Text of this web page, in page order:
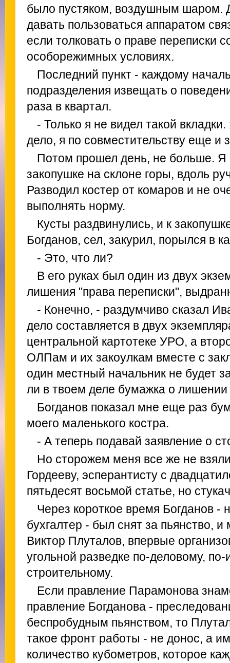
было пустяком, воздушным шаром.
давать пользоваться аппаратом
если толковать о праве переписки
особорежимных условиях.
Последний пункт - каждому
подразделения извещать о
раза в квартал.
- Только я не видел такой
дело, я по совместительству еще и
Потом прошел день, не больше. Я
закопушке на склоне горы, вдоль
Разводил костер от комаров и не
выполнять норму.
Кусты раздвинулись, и к
Богданов, сел, закурил, порылся в
- Это, что ли?
В его руках был один из двух
лишения "права переписки",
- Конечно, - раздумчиво сказал
дело составляется в двух
центральной картотеке УРО, а
ОЛПам и их закоулкам вместе с
один местный начальник не будет
ли в твоем деле бумажка о лишении
Богданов показал мне еще раз
моего маленького костра.
- А теперь подавай заявление о
Но сторожем меня все же не
Гордееву, эсперантисту с
пятьдесят восьмой статье, но
Через короткое время Богданов -
бухгалтер - был снят за пьянство,
Виктор Плуталов, впервые
угольной разведке по-деловому,
строительному.
Если правление Парамонова
правление Богданова -
беспробудным пьянством, то
такое фронт работы - не донос, а
количество кубометров, которое